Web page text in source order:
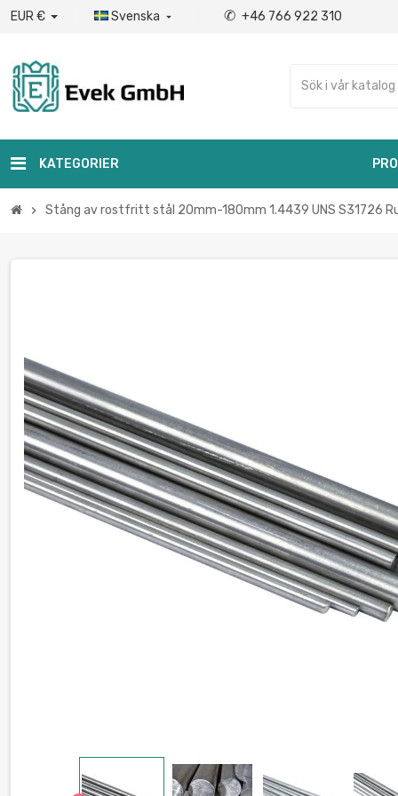
EUR € Svenska  ✆ +46 766 922 310
KATEGORIER
chevron_right Stång av rostfritt stål 20mm-180mm 1.4439 UNS S31726